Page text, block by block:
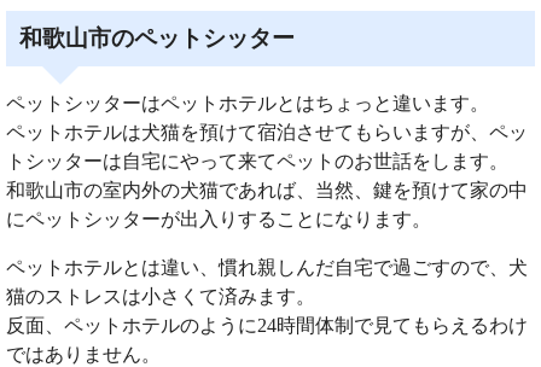
和歌山市のペットシッター
ペットシッターはペットホテルとはちょっと違います。
ペットホテルは犬猫を預けて宿泊させてもらいますが、ペッ
トシッターは自宅にやって来てペットのお世話をします。
和歌山市の室内外の犬猫であれば、当然、鍵を預けて家の中
にペットシッターが出入りすることになります。
ペットホテルとは違い、慣れ親しんだ自宅で過ごすので、犬
猫のストレスは小さくて済みます。
反面、ペットホテルのように24時間体制で見てもらえるわけ
ではありません。